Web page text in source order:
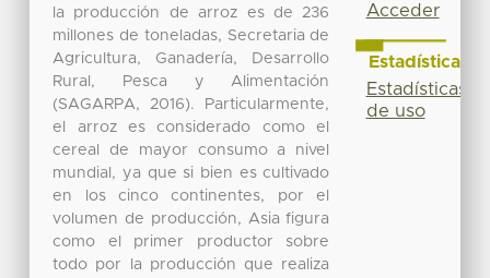
la producción de arroz es de 236
millones de toneladas, Secretaria de
Agricultura, Ganadería, Desarrollo
Rural, Pesca y Alimentación
(SAGARPA, 2016). Particularmente,
el arroz es considerado como el
cereal de mayor consumo a nivel
mundial, ya que si bien es cultivado
en los cinco continentes, por el
volumen de producción, Asia figura
como el primer productor sobre
todo por la producción que realiza
Acceder
Estadísticas
Estadísticas
de uso